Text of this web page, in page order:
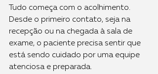
Tudo começa com o acolhimento.
Desde o primeiro contato, seja na
recepção ou na chegada à sala de
exame, o paciente precisa sentir que
está sendo cuidado por uma equipe
atenciosa e preparada.